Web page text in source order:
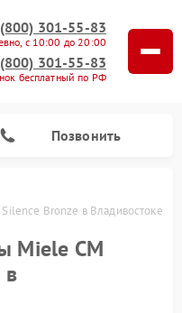
301-55-83
с 10:00 до 20:00
301-55-83
бесплатный по РФ
Позвонить
Bronze в Владивостоке
Miele CM
в